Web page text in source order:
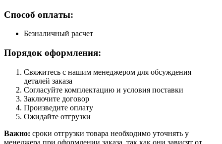
Способ оплаты:
Безналичный расчет
Порядок оформления:
Свяжитесь с нашим менеджером для обсуждения
деталей заказа
Согласуйте комплектацию и условия поставки
Заключите договор
Произведите оплату
Ожидайте отгрузки
Важно: сроки отгрузки товара необходимо уточнять у
менеджера при оформлении заказа, так как они зависят от